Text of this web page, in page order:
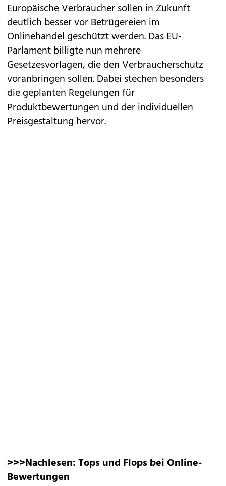
Europäische Verbraucher sollen in Zukunft
deutlich besser vor Betrügereien im
Onlinehandel geschützt werden. Das EU-
Parlament billigte nun mehrere
Gesetzesvorlagen, die den Verbraucherschutz
voranbringen sollen. Dabei stechen besonders
die geplanten Regelungen für
Produktbewertungen und der individuellen
Preisgestaltung hervor.
>>>Nachlesen:Tops und Flops bei Online-
Bewertungen